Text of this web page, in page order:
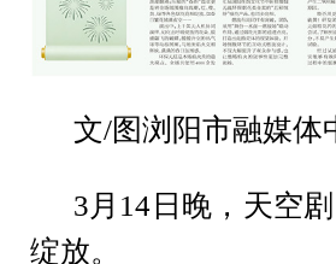
文/图浏阳市融媒体
3月14日晚，天空
绽放。